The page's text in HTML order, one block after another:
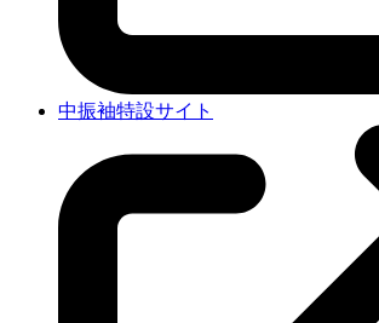
中振袖特設サイト